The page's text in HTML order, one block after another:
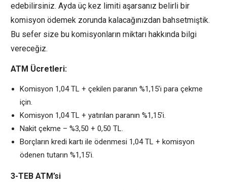
edebilirsiniz. Ayda üç kez limiti aşarsanız belirli bir
komisyon ödemek zorunda kalacağınızdan bahsetmiştik.
Bu sefer size bu komisyonların miktarı hakkında bilgi
vereceğiz.
ATM Ücretleri:
Komisyon 1,04 TL + çekilen paranın %1,15’i para çekme
için.
Komisyon 1,04 TL + yatırılan paranın %1,15’i.
Nakit çekme – %3,50 + 0,50 TL.
Borçların kredi kartı ile ödenmesi 1,04 TL + komisyon
ödenen tutarın %1,15’i.
3-TEB ATM’si